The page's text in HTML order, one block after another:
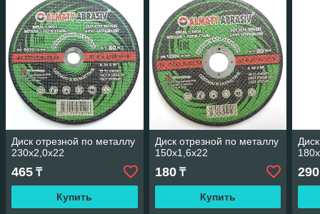
Диск отрезной по металлу
230х2,0х22
465 ₸
Купить
Диск отрезной по металлу
150х1,6х22
180₸
Купить
290